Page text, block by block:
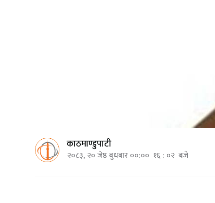
काठमाण्डुपाटी
२०८३, २० जेष्ठ बुधबार ००:०० १६ : ०२ बजे